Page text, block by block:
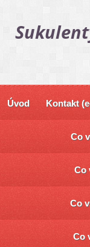
Úvod Kontakt
Co
Co
Co
Co